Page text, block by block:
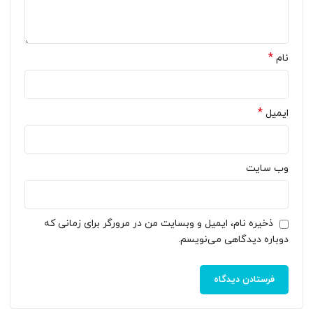
نام *
ایمیل *
وب‌ سایت
ذخیره نام، ایمیل و وبسایت من در مرورگر برای زمانی که
دوباره دیدگاهی می‌نویسم.